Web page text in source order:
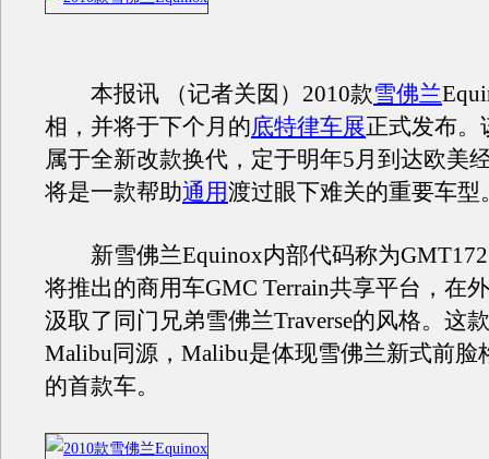
本报讯 （记者关囡）2010款雪佛兰
相，并将于下个月的底特律车展正式发布。
属于全新改款换代，定于明年5月到达欧美
将是一款帮助通用渡过眼下难关的重要车型
新雪佛兰Equinox内部代码称为GMT172
将推出的商用车GMC Terrain共享平台，在
汲取了同门兄弟雪佛兰Traverse的风格。这
Malibu同源，Malibu是体现雪佛兰新式前脸
的首款车。